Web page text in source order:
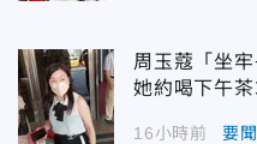
周玉蔻「坐
她約喝下午
16小時前 要聞